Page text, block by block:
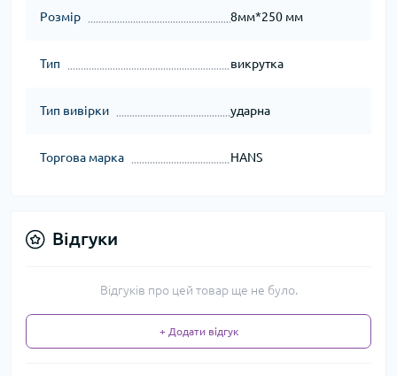
Розмір 8мм*250 мм
Тип викрутка
Тип вивірки ударна
Торгова марка HANS
Відгуки
Відгуків про цей товар ще не було.
+ Додати відгук